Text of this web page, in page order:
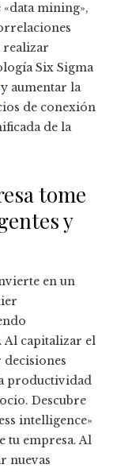
mining»,
realizar
Six Sigma
y aumentar la
de conexión
de la
tome
y
en un
Al capitalizar el
decisiones
productividad
Descubre
intelligence»
tu empresa. Al
nuevas